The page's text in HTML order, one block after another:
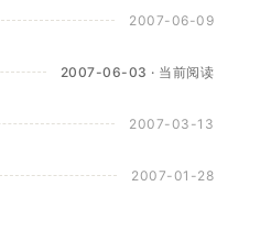
2007-06-09
2007-06-03 · 当前阅读
2007-03-13
2007-01-28